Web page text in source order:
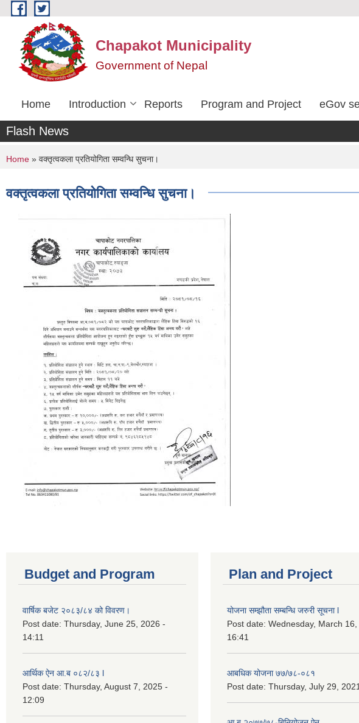
Skip to main content
Chapakot Municipality
Government of Nepal
Home Introduction Reports Program and Project eGov
Flash News
You are here
Home » वक्तृत्वकला प्रतियोगिता सम्वन्धि सुचना।
वक्तृत्वकला प्रतियोगिता सम्वन्धि सुचना।
Budget and Program
वार्षिक बजेट २०८३/८४ को विवरण।
Post date: Thursday, June 25, 2026 -
14:11
आर्थिक ऐन आ.ब ०८२/८३ l
Post date: Thursday, August 7, 2025 -
12:09
Plan and Project
योजना सम्झौता सम्बन्धि जरुरी सूचना l
Post date: Wednesday, March
16:41
आबधिक योजना ७७/७८-०८१
Post date: Thursday, July 29,